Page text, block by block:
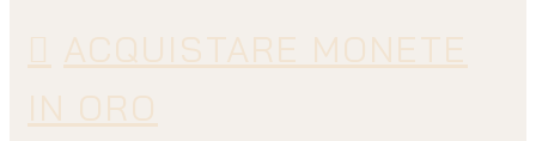
ACQUISTARE MONETE
IN ORO